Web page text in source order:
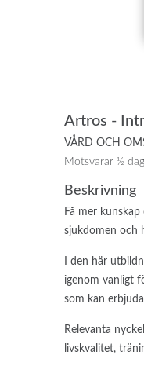
Artros -
VÅRD OCH
Motsvarar ½
Beskrivning
Få mer
sjukdomen och
I den här
igenom vanligt
som kan
Relevanta
livskvalitet,